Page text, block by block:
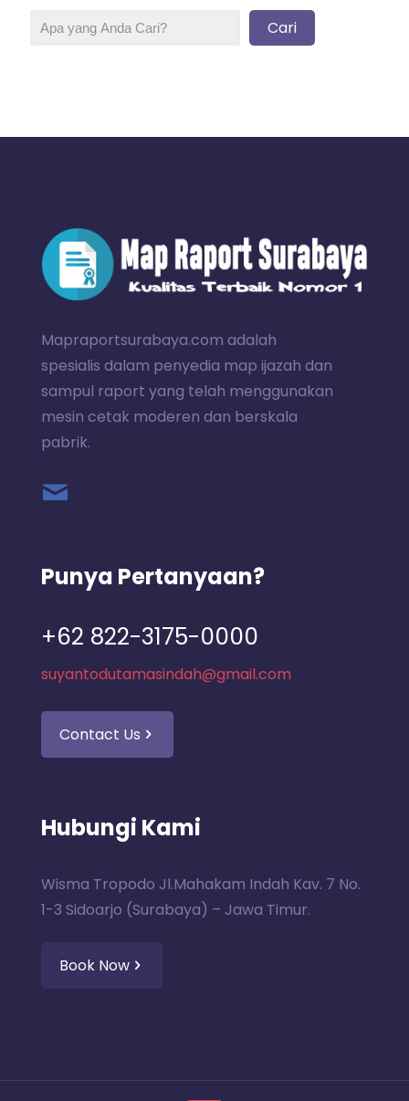
Cari
Mapraportsurabaya.com adalah
spesialis dalam penyedia map ijazah dan
sampul raport yang telah menggunakan
mesin cetak moderen dan berskala
pabrik.
Punya Pertanyaan?
+62 822-3175-0000
suyantodutamasindah@gmail.com
Contact Us
Hubungi Kami
Wisma Tropodo Jl.Mahakam Indah Kav. 7 No.
1-3 Sidoarjo (Surabaya) – Jawa Timur.
Book Now